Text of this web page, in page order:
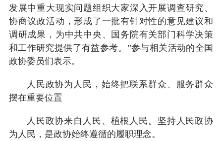
发展中重大现实问题组织大家深入开展调查研究、
协商议政活动，形成了一批有针对性的意见建议和
调研成果，为中共中央、国务院有关部门科学决策
和工作研究提供了有益参考。”参与相关活动的全国
政协委员们表示。
人民政协为人民，始终把联系群众、服务群众
摆在重要位置
人民政协来自人民、植根人民。坚持人民政协
为人民，是政协始终遵循的履职理念。